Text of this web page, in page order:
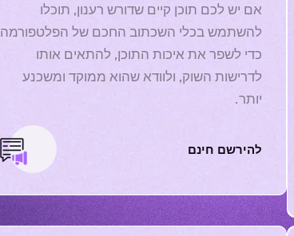
אם יש לכם תוכן קיים שדורש רענון, תוכלו
להשתמש בכלי השכתוב החכם של הפלטפורמה
כדי לשפר את איכות התוכן, להתאים אותו
לדרישות השוק, ולוודא שהוא ממוקד ומשכנע
יותר.
להירשם חינם